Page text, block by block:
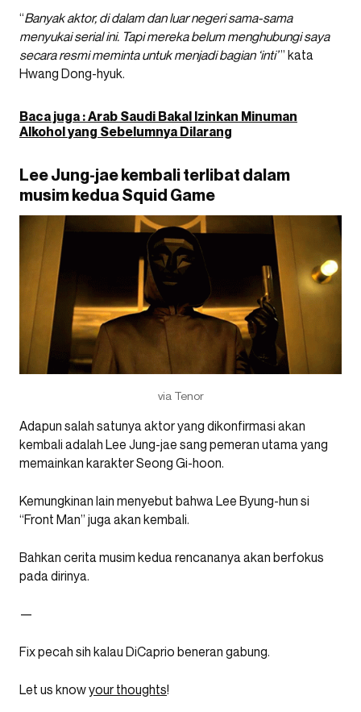
“Banyak aktor, di dalam dan luar negeri sama-sama
menyukai serial ini. Tapi mereka belum menghubungi saya
secara resmi meminta untuk menjadi bagian ‘inti’” kata
Hwang Dong-hyuk.
Baca juga : Arab Saudi Bakal Izinkan Minuman
Alkohol yang Sebelumnya Dilarang
Lee Jung-jae kembali terlibat dalam
musim kedua Squid Game
via Tenor
Adapun salah satunya aktor yang dikonfirmasi akan
kembali adalah Lee Jung-jae sang pemeran utama yang
memainkan karakter Seong Gi-hoon.
Kemungkinan lain menyebut bahwa Lee Byung-hun si
“Front Man” juga akan kembali.
Bahkan cerita musim kedua rencananya akan berfokus
pada dirinya.
—
Fix pecah sih kalau DiCaprio beneran gabung.
Let us knowyour thoughts!